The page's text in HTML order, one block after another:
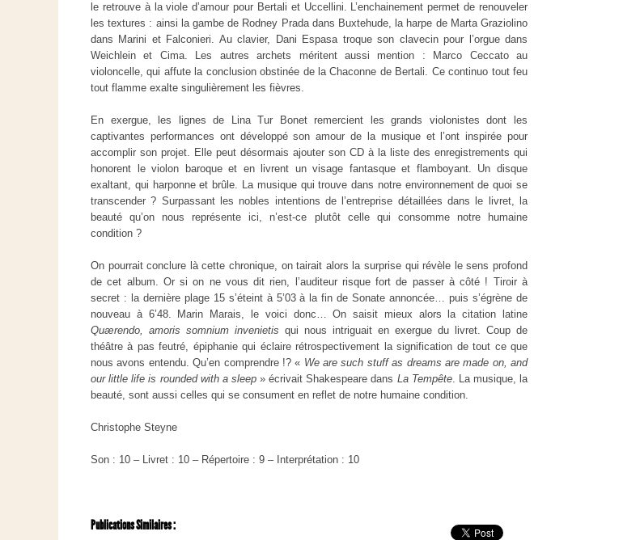
le retrouve à la viole d’amour pour Bertali et Uccellini. L’enchainement permet de renouveler
les textures : ainsi la gambe de Rodney Prada dans Buxtehude, la harpe de Marta Graziolino
dans Marini et Falconieri. Au clavier, Dani Espasa troque son clavecin pour l’orgue dans
Weichlein et Cima. Les autres archets méritent aussi mention : Marco Ceccato au
violoncelle, qui affute la conclusion obstinée de la Chaconne de Bertali. Ce continuo tout feu
tout flamme exalte singulièrement les fièvres.
En exergue, les lignes de Lina Tur Bonet remercient les grands violonistes dont les
captivantes performances ont développé son amour de la musique et l’ont inspirée pour
accomplir son projet. Elle peut désormais ajouter son CD à la liste des enregistrements qui
honorent le violon baroque et en livrent un visage fantasque et flamboyant. Un disque
exaltant, qui harponne et brûle. La musique qui trouve dans notre environnement de quoi se
transcender ? Surpassant les nobles intentions de l’entreprise détaillées dans le livret, la
beauté qu’on nous représente ici, n’est-ce plutôt celle qui consomme notre humaine
condition ?
On pourrait conclure là cette chronique, on tairait alors la surprise qui révèle le sens profond
de cet album. Or si on ne vous dit rien, l’auditeur risque fort de passer à côté ! Tiroir à
secret : la dernière plage 15 s’éteint à 5’03 à la fin de Sonate annoncée… puis s’égrène de
nouveau à 6’48. Marin Marais, le voici donc… On saisit mieux alors la citation latine
Quærendo, amoris somnium invenietis qui nous intriguait en exergue du livret. Coup de
théâtre à pas feutré, épiphanie qui éclaire rétrospectivement la signification de tout ce que
nous avons entendu. Qu’en comprendre !? « We are such stuff as dreams are made on, and
our little life is rounded with a sleep » écrivait Shakespeare dans La Tempête. La musique, la
beauté, sont aussi celles qui se consument en reflet de notre humaine condition.
Christophe Steyne
Son : 10 – Livret : 10 – Répertoire : 9 – Interprétation : 10
Publications Similaires :